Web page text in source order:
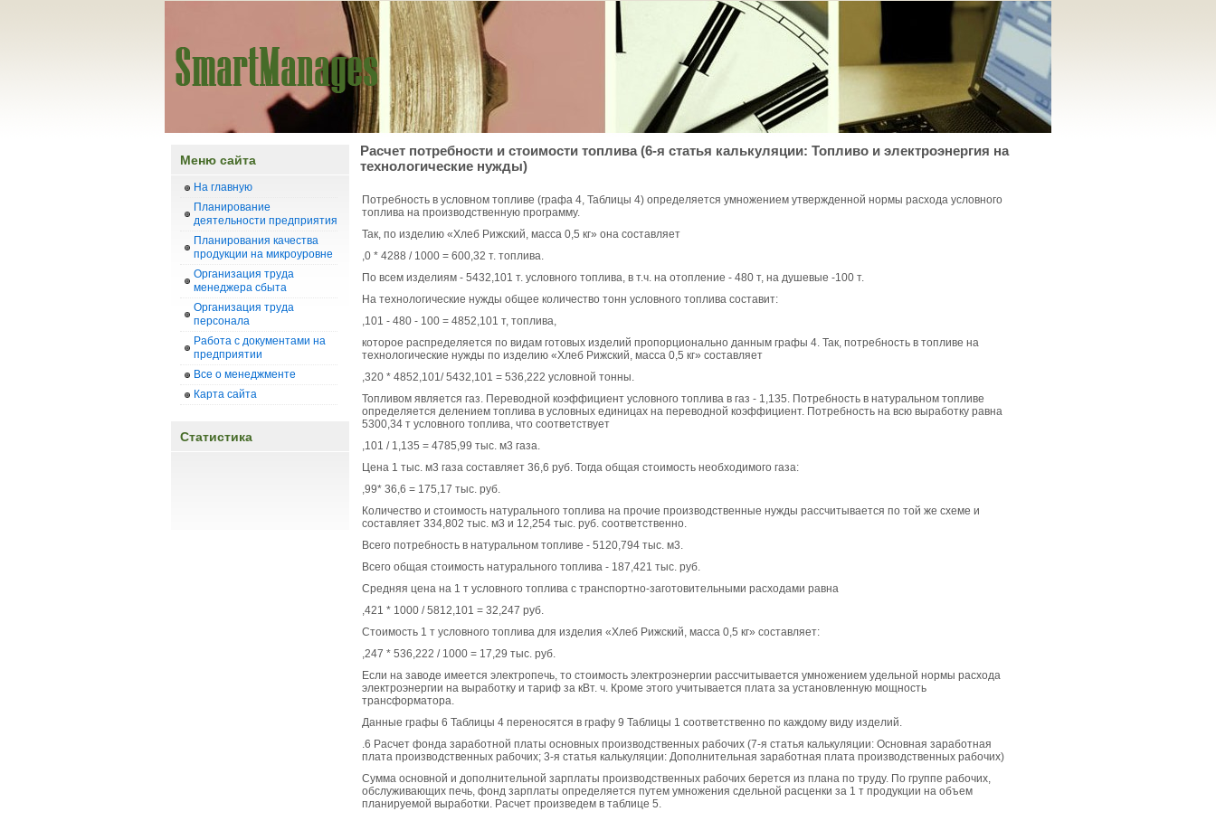
Меню сайта
На главную
Планирование
деятельности предприятия
Планирования качества
продукции на микроуровне
Организация труда
менеджера сбыта
Организация труда
персонала
Работа с документами на
предприятии
Все о менеджменте
Карта сайта
Статистика
Расчет потребности и стоимости топлива (6-я статья калькуляции: Топливо и электроэнергия на
технологические нужды)
Потребность в условном топливе (графа 4, Таблицы 4) определяется умножением утвержденной нормы расхода условного
топлива на производственную программу.
Так, по изделию «Хлеб Рижский, масса 0,5 кг» она составляет
,0 * 4288 / 1000 = 600,32 т. топлива.
По всем изделиям - 5432,101 т. условного топлива, в т.ч. на отопление - 480 т, на душевые -100 т.
На технологические нужды общее количество тонн условного топлива составит:
,101 - 480 - 100 = 4852,101 т, топлива,
которое распределяется по видам готовых изделий пропорционально данным графы 4. Так, потребность в топливе на
технологические нужды по изделию «Хлеб Рижский, масса 0,5 кг» составляет
,320 * 4852,101/ 5432,101 = 536,222 условной тонны.
Топливом является газ. Переводной коэффициент условного топлива в газ - 1,135. Потребность в натуральном топливе
определяется делением топлива в условных единицах на переводной коэффициент. Потребность на всю выработку равна
5300,34 т условного топлива, что соответствует
,101 / 1,135 = 4785,99 тыс. м3 газа.
Цена 1 тыс. м3 газа составляет 36,6 руб. Тогда общая стоимость необходимого газа:
,99* 36,6 = 175,17 тыс. руб.
Количество и стоимость натурального топлива на прочие производственные нужды рассчитывается по той же схеме и
составляет 334,802 тыс. м3 и 12,254 тыс. руб. соответственно.
Всего потребность в натуральном топливе - 5120,794 тыс. м3.
Всего общая стоимость натурального топлива - 187,421 тыс. руб.
Средняя цена на 1 т условного топлива с транспортно-заготовительными расходами равна
,421 * 1000 / 5812,101 = 32,247 руб.
Стоимость 1 т условного топлива для изделия «Хлеб Рижский, масса 0,5 кг» составляет:
,247 * 536,222 / 1000 = 17,29 тыс. руб.
Если на заводе имеется электропечь, то стоимость электроэнергии рассчитывается умножением удельной нормы расхода
электроэнергии на выработку и тариф за кВт. ч. Кроме этого учитывается плата за установленную мощность
трансформатора.
Данные графы 6 Таблицы 4 переносятся в графу 9 Таблицы 1 соответственно по каждому виду изделий.
.6 Расчет фонда заработной платы основных производственных рабочих (7-я статья калькуляции: Основная заработная
плата производственных рабочих; 3-я статья калькуляции: Дополнительная заработная плата производственных рабочих)
Сумма основной и дополнительной зарплаты производственных рабочих берется из плана по труду. По группе рабочих,
обслуживающих печь, фонд зарплаты определяется путем умножения сдельной расценки за 1 т продукции на объем
планируемой выработки. Расчет произведем в таблице 5.